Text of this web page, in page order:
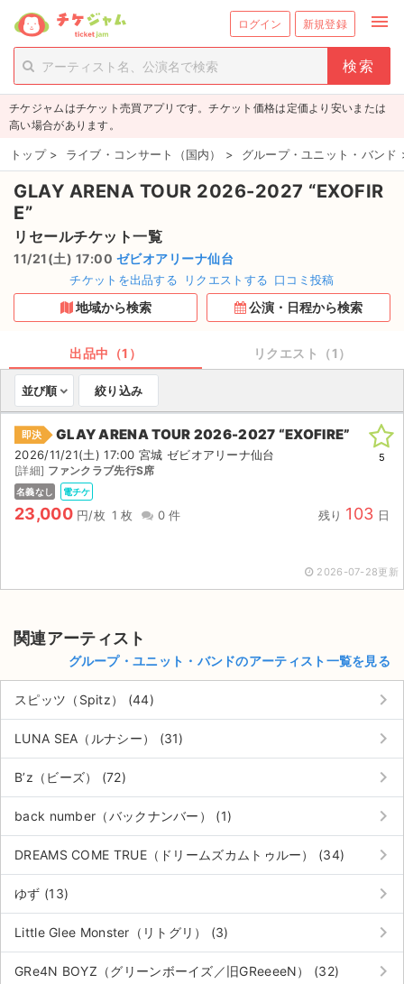
ログイン 新規登録 menu
person_add 新規会員登録
チケットを探す
新着チケット
値下げしたチケット
都道府県からチケットを探す
もうすぐ開催のチケット
チケットのリクエスト一覧
取扱チケット
ライブ・コンサート（国内）
ライブ・コンサート（海外）
イベント
スポーツ
ご利用ガイド
手数料・お支払い方法
AIに質問する
よくある質問
お知らせ
チケジャムはチケット売買アプリです。チケット価格は定価より安いまたは
高い場合があります。
トップ > ライブ・コンサート（国内） > グループ・ユニット・バンド
GLAY ARENA TOUR 2026-2027 “EXOFIR
E”
リセールチケット一覧
11/21(土) 17:00 ゼビオアリーナ仙台
チケットを出品する リクエストする 口コミ投稿
地域から検索 公演・日程から検索
出品中（1） リクエスト（1）
並び順 絞り込み
即決 GLAY ARENA TOUR 2026-2027 “EXOFIRE”
2026/11/21(土) 17:00 宮城 ゼビオアリーナ仙台
[詳細] ファンクラブ先行S席
名義なし 電チケ
23,000 円/枚 1 枚 0 件 残り 103 日
5
2026-07-28更新
関連アーティスト
グループ・ユニット・バンドのアーティスト一覧を見る
スピッツ（Spitz） (44) keyboard_arrow_right
LUNA SEA（ルナシー） (31) keyboard_arrow_right
B’z（ビーズ） (72) keyboard_arrow_right
back number（バックナンバー） (1) keyboard_arrow_right
DREAMS COME TRUE（ドリームズカムトゥルー） (34) keyboard_arrow_right
ゆず (13) keyboard_arrow_right
Little Glee Monster（リトグリ） (3) keyboard_arrow_right
GRe4N BOYZ（グリーンボーイズ／旧GReeeeN） (32) keyboard_arrow_right